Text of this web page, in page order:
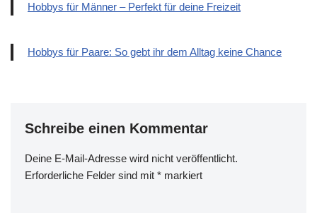
Hobbys für Männer – Perfekt für deine Freizeit
Hobbys für Paare: So gebt ihr dem Alltag keine Chance
Schreibe einen Kommentar
Deine E-Mail-Adresse wird nicht veröffentlicht.
Erforderliche Felder sind mit * markiert
D
ie